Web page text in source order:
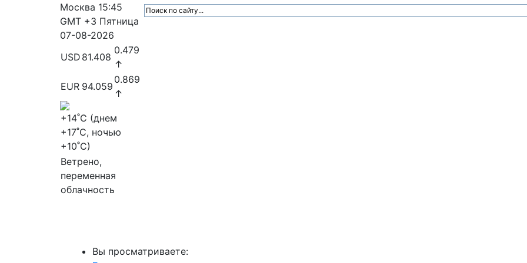
Москва 15:45
GMT +3 Пятница
07-08-2026
USD 81.408
0.479
↑
EUR 94.059
0.869
↑
+14˚C (днем
+17˚C, ночью
+10˚C)
Ветрено,
переменная
облачность
Вы просматриваете: